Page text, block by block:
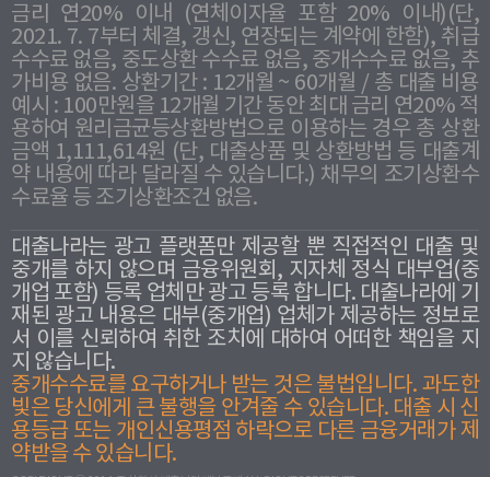
금리 연20% 이내 (연체이자율 포함 20% 이내)(단,
2021. 7. 7부터 체결, 갱신, 연장되는 계약에 한함), 취급
수수료 없음, 중도상환 수수료 없음, 중개수수료 없음, 추
가비용 없음. 상환기간 : 12개월 ~ 60개월 / 총 대출 비용
예시 : 100만원을 12개월 기간 동안 최대 금리 연20% 적
용하여 원리금균등상환방법으로 이용하는 경우 총 상환
금액 1,111,614원 (단, 대출상품 및 상환방법 등 대출계
약 내용에 따라 달라질 수 있습니다.) 채무의 조기상환수
수료율 등 조기상환조건 없음.
대출나라는 광고 플랫폼만 제공할 뿐 직접적인 대출 및
중개를 하지 않으며 금융위원회, 지자체 정식 대부업(중
개업 포함) 등록 업체만 광고 등록 합니다. 대출나라에 기
재된 광고 내용은 대부(중개업) 업체가 제공하는 정보로
서 이를 신뢰하여 취한 조치에 대하여 어떠한 책임을 지
지 않습니다.
중개수수료를 요구하거나 받는 것은 불법입니다. 과도한
빛은 당신에게 큰 불행을 안겨줄 수 있습니다. 대출 시 신
용등급 또는 개인신용평점 하락으로 다른 금융거래가 제
약받을 수 있습니다.